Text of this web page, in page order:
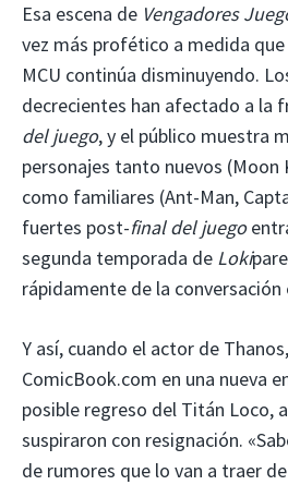
Esa escena de Vengadores
vez más profético a medida
MCU continúa disminuyendo.
decrecientes han afectado a la
del juego, y el público muestra
personajes tanto nuevos (Moon
como familiares (Ant-Man,
fuertes post-final del juego
segunda temporada de Loki
rápidamente de la conversación
Y así, cuando el actor de
ComicBook.com en una nueva
posible regreso del Titán Loco,
suspiraron con resignación.
de rumores que lo van a traer